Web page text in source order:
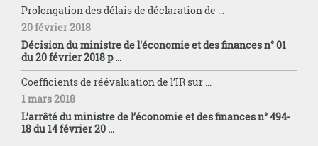
Prolongation des délais de déclaration de ...
20 février 2018
Décision du ministre de l'économie et des finances n° 01
du 20 février 2018 p ...
Coefficients de réévaluation de l’IR sur ...
1 mars 2018
L’arrêté du ministre de l’économie et des finances n° 494-
18 du 14 février 20 ...